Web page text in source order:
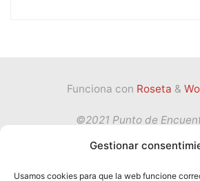
Gestionar
Usamos cookies para que la web funcione
Funciona con Roseta &
©2021 Punto de